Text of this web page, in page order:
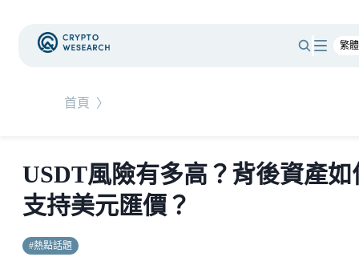
首頁 〉
USDT風險有多高？背後資產如
支持美元匯價？
#熱點話題